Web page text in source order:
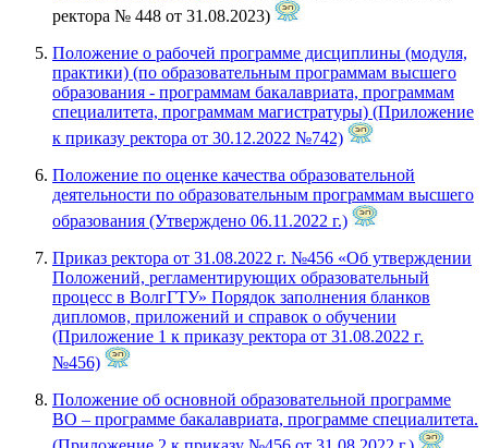
ректора № 448 от 31.08.2023)
Положение о рабочей программе дисциплины (модуля,
практики) (по образовательным программам высшего
образования - программам бакалавриата, программам
специалитета, программам магистратуры) (Приложение
к приказу ректора от 30.12.2022 №742)
Положение по оценке качества образовательной
деятельности по образовательным программам высшего
образования (Утверждено 06.11.2022 г.)
Приказ ректора от 31.08.2022 г. №456 «Об утверждении
Положений, регламентирующих образовательный
процесс в ВолгГТУ» Порядок заполнения бланков
дипломов, приложений и справок о обучении
(Приложение 1 к приказу ректора от 31.08.2022 г.
№456)
Положение об основной образовательной программе
ВО – программе бакалавриата, программе специалитета.